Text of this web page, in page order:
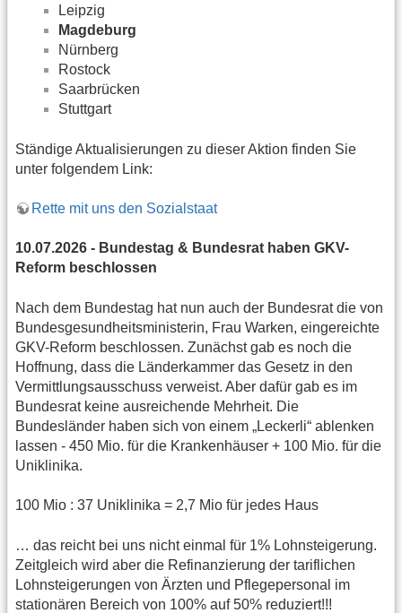
Leipzig
Magdeburg
Nürnberg
Rostock
Saarbrücken
Stuttgart
Ständige Aktualisierungen zu dieser Aktion finden Sie
unter folgendem Link:
Rette mit uns den Sozialstaat
10.07.2026 - Bundestag & Bundesrat haben GKV-
Reform beschlossen
Nach dem Bundestag hat nun auch der Bundesrat die von
Bundesgesundheitsministerin, Frau Warken, eingereichte
GKV-Reform beschlossen. Zunächst gab es noch die
Hoffnung, dass die Länderkammer das Gesetz in den
Vermittlungsausschuss verweist. Aber dafür gab es im
Bundesrat keine ausreichende Mehrheit. Die
Bundesländer haben sich von einem „Leckerli“ ablenken
lassen - 450 Mio. für die Krankenhäuser + 100 Mio. für die
Uniklinika.
100 Mio : 37 Uniklinika = 2,7 Mio für jedes Haus
… das reicht bei uns nicht einmal für 1% Lohnsteigerung.
Zeitgleich wird aber die Refinanzierung der tariflichen
Lohnsteigerungen von Ärzten und Pflegepersonal im
stationären Bereich von 100% auf 50% reduziert!!!